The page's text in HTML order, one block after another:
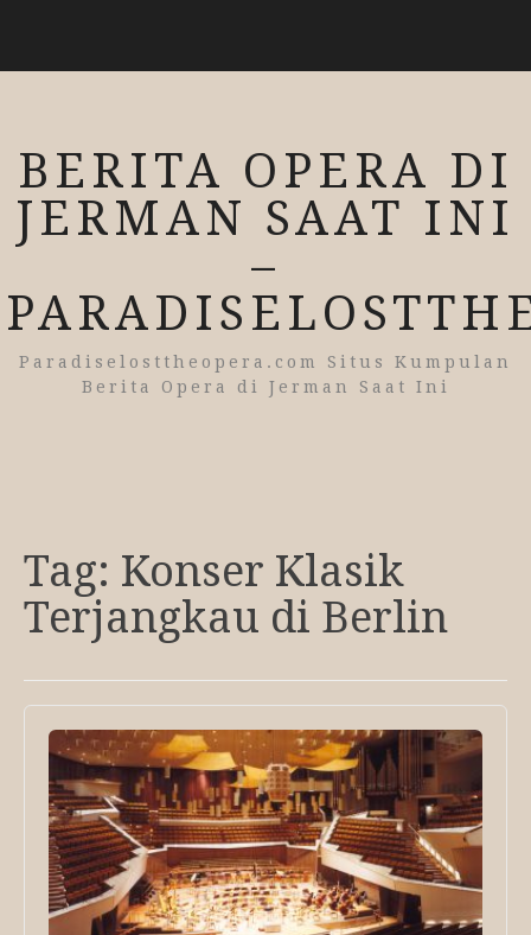
BERITA OPERA DI
JERMAN SAAT INI
–
Paradiselosttheopera.com Situs Kumpulan
Berita Opera di Jerman Saat Ini
Tag: Konser Klasik
Terjangkau di Berlin